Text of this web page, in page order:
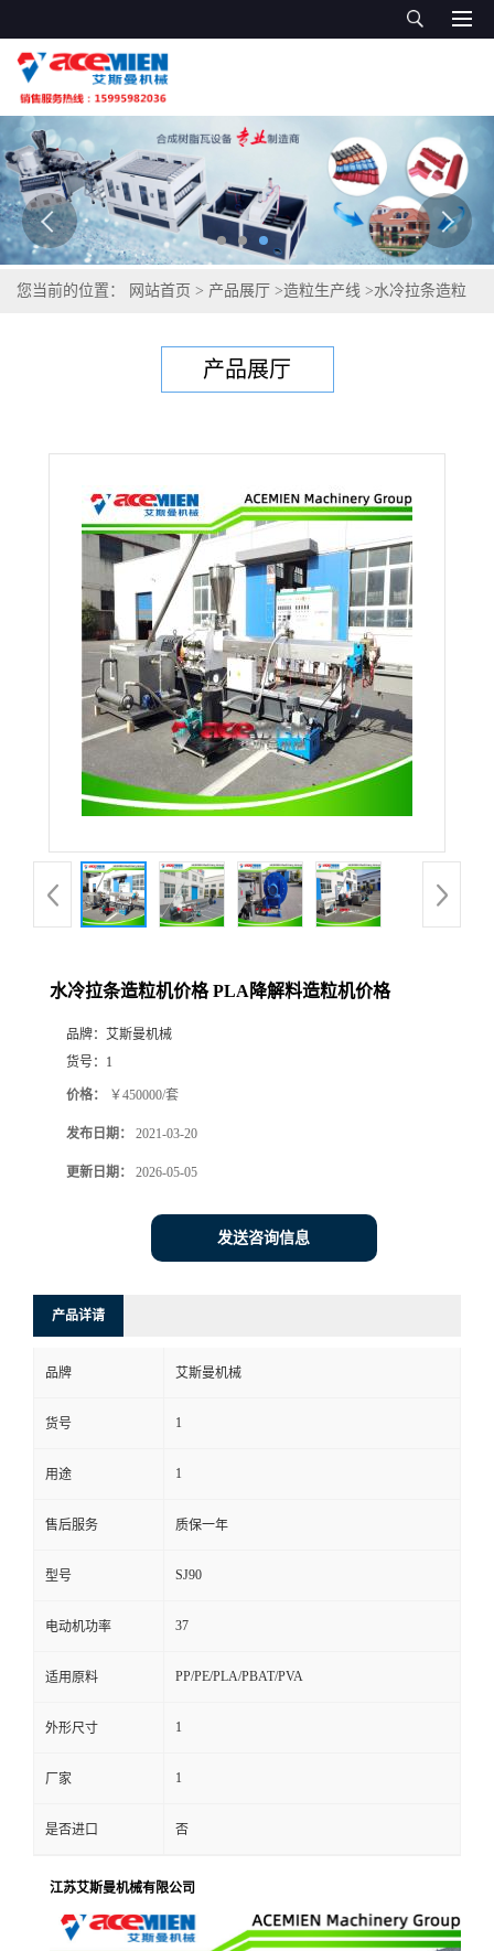
您当前的位置： 网站首页 > 产品展厅 >造粒生产线 >水冷拉条造粒
产品展厅
水冷拉条造粒机价格 PLA降解料造粒机价格
品牌： 艾斯曼机械
货号： 1
价格： ￥450000/套
发布日期： 2021-03-20
更新日期： 2026-05-05
发送咨询信息
产品详请
品牌 艾斯曼机械
货号 1
用途 1
售后服务 质保一年
型号 SJ90
电动机功率 37
适用原料 PP/PE/PLA/PBAT/PVA
外形尺寸 1
厂家 1
是否进口 否
江苏艾斯曼机械有限公司